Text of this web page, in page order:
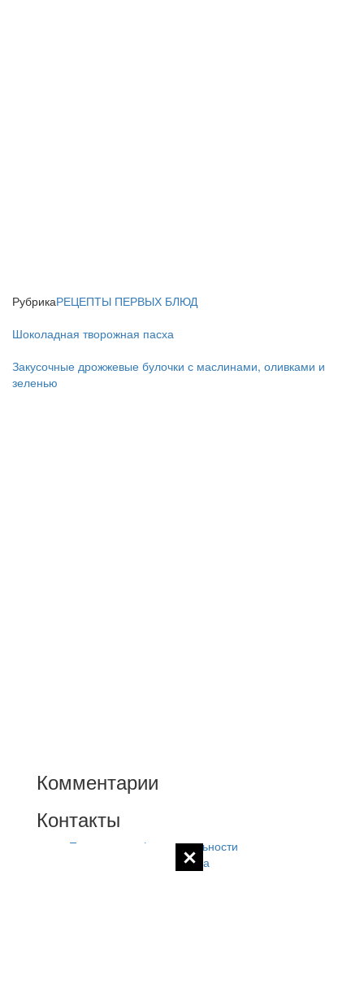
РубрикаРЕЦЕПТЫ ПЕРВЫХ БЛЮД
Шоколадная творожная пасха
Закусочные дрожжевые булочки с маслинами, оливками и
зеленью
Комментарии
Контакты
Политика конфиденциальности
Контакты администратора